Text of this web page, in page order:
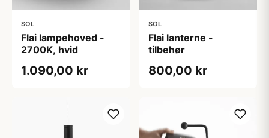
SOL
Flai lampehoved -
2700K, hvid
1.090,00 kr
SOL
Flai lanterne -
tilbehør
800,00 kr